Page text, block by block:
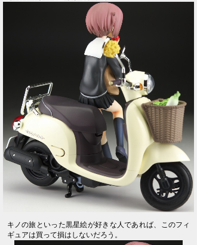
キノの旅といった黒星絵が好きな人であれば、このフィ
ギュアは買って損はしないだろう。